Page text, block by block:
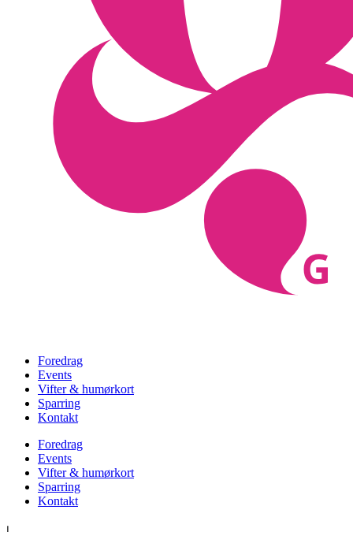
Foredrag
Events
Vifter & humørkort
Sparring
Kontakt
Foredrag
Events
Vifter & humørkort
Sparring
Kontakt
⏐